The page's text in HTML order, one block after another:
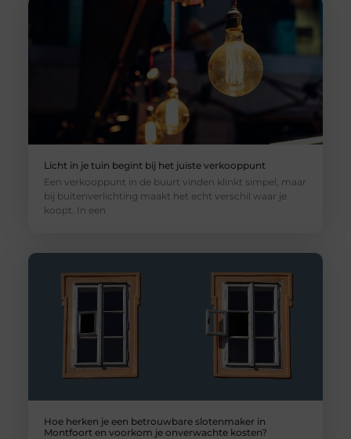
Licht in je tuin begint bij het juiste verkooppunt
Een verkooppunt in de buurt vinden klinkt simpel, maar
bij buitenverlichting maakt het echt verschil waar je
koopt. In een
Hoe herken je een betrouwbare slotenmaker in
Montfoort en voorkom je onverwachte kosten?